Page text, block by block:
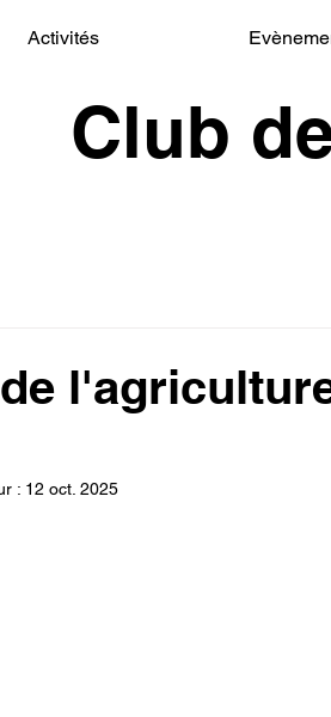
Activités
Club
: 12 oct. 2025